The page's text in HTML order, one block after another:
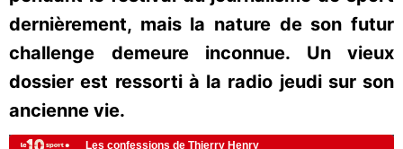
dernièrement, mais la nature de son futur
challenge demeure inconnue. Un vieux
dossier est ressorti à la radio jeudi sur son
ancienne vie.